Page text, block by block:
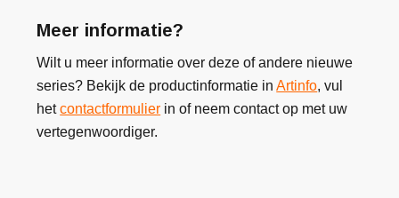
Meer informatie?
Wilt u meer informatie over deze of andere nieuwe
series? Bekijk de productinformatie inArtinfo, vul
hetcontactformulier in of neem contact op met uw
vertegenwoordiger.